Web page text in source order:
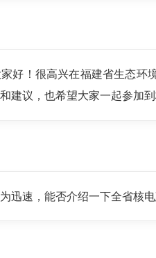
好！很高兴在福建省生态
建议，也希望大家一起参加到
迅速，能否介绍一下全省核